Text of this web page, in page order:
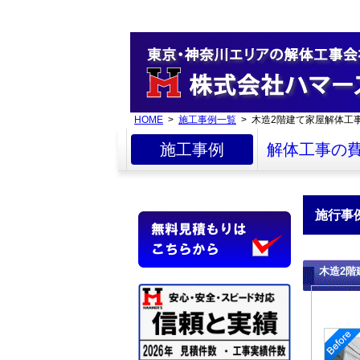
HOME > 施工事例一覧 > 木造2階建て家屋解体工
施工事例 解体工事の
施行事
木造2階